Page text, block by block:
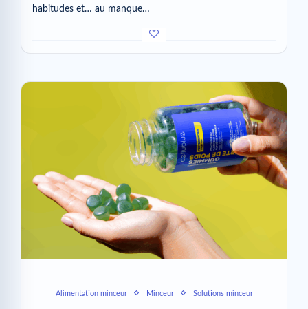
habitudes et… au manque…
Alimentation minceur Minceur Solutions minceur